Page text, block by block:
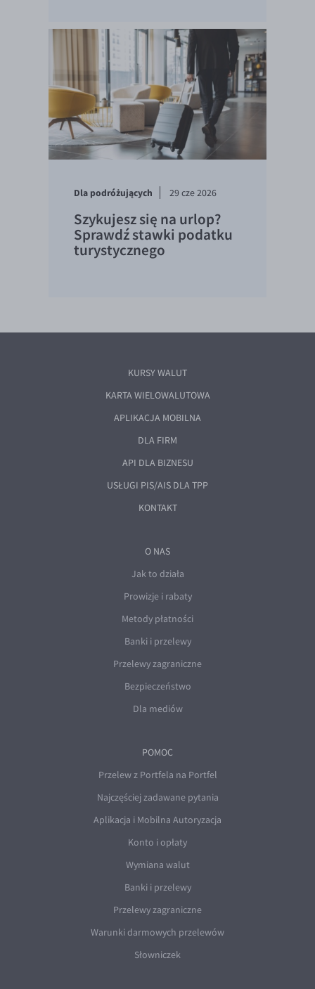
Dla podróżujących 29 cze 2026
Szykujesz się na urlop?
Sprawdź stawki podatku
turystycznego
KURSY WALUT
KARTA WIELOWALUTOWA
APLIKACJA MOBILNA
DLA FIRM
API DLA BIZNESU
USŁUGI PIS/AIS DLA TPP
KONTAKT
O NAS
Jak to działa
Prowizje i rabaty
Metody płatności
Banki i przelewy
Przelewy zagraniczne
Bezpieczeństwo
Dla mediów
POMOC
Przelew z Portfela na Portfel
Najczęściej zadawane pytania
Aplikacja i Mobilna Autoryzacja
Konto i opłaty
Wymiana walut
Banki i przelewy
Przelewy zagraniczne
Warunki darmowych przelewów
Słowniczek